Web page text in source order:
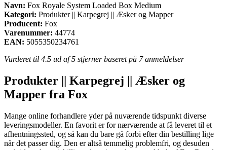
Navn: Fox Royale System Loaded Box Medium
Kategori: Produkter || Karpegrej || Æsker og Mapper
Producent: Fox
Varenummer: 44774
EAN: 5055350234761
Vurderet til 4.5 ud af 5 stjerner baseret på 7anmeldelser
Produkter || Karpegrej || Æsker og
Mapper fra Fox
Mange online forhandlere yder på nuværende tidspunkt diverse
leveringsmodeller. En favorit er for nærværende at få leveret til et
afhentningssted, og så kan du bare gå forbi efter din bestilling lige
når det passer dig. Den er altså temmelig problemfri, og desuden